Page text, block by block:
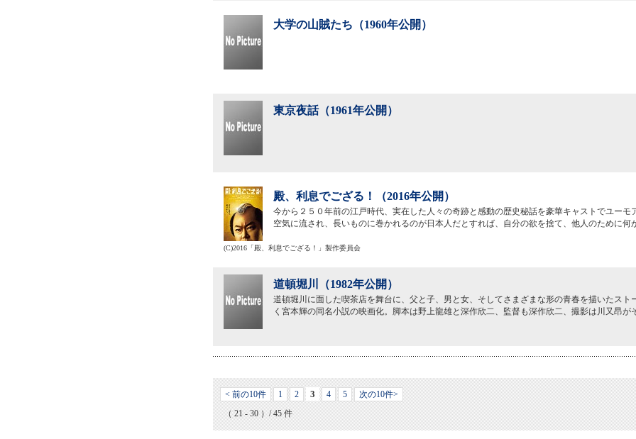
大学の山賊たち（1960年公開）
東京夜話（1961年公開）
殿、利息でござる！（2016年公開）
今から２５０年前の江戸時代、実在した人々の奇跡と感動の歴史秘話を豪華キャストでユーモ
空気に流され、長いものに巻かれるのが日本人だとすれば、自分の欲を捨て、他人のために何
(C)2016「殿、利息でござる！」製作委員会
道頓堀川（1982年公開）
道頓堀川に面した喫茶店を舞台に、父と子、男と女、そしてさまざまな形の青春を描いたスト
く宮本輝の同名小説の映画化。脚本は野上龍雄と深作欣二、監督も深作欣二、撮影は川又昂が
< 前の10件 1 2 3 4 5
次の10件>
（ 21 - 30 ）/ 45 件